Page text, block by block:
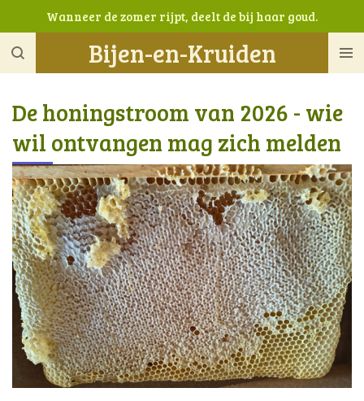
naar
Bijen-en-Kruiden
Wanneer de zomer rijpt, deelt de bij haar goud.
De honingstroom van 2026 - wie
wil ontvangen mag zich melden